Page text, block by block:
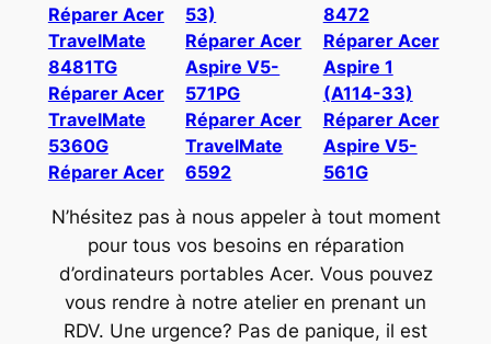
Réparer Acer
TravelMate
8481TG
Réparer Acer
TravelMate
5360G
Réparer Acer
53)
Réparer Acer
Aspire V5-
571PG
Réparer Acer
TravelMate
6592
8472
Réparer Acer
Aspire 1
(A114-33)
Réparer Acer
Aspire V5-
561G
N’hésitez pas à nous appeler à tout moment
pour tous vos besoins en réparation
d’ordinateurs portables Acer. Vous pouvez
vous rendre à notre atelier en prenant un
RDV. Une urgence? Pas de panique, il est